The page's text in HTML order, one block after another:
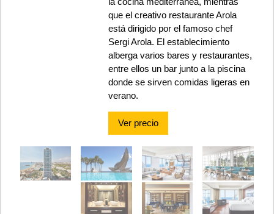
que el creativo restaurante Arola
está dirigido por el famoso chef
Sergi Arola. El establecimiento
alberga varios bares y restaurantes,
entre ellos un bar junto a la piscina
donde se sirven comidas ligeras en
verano.
Ver precio